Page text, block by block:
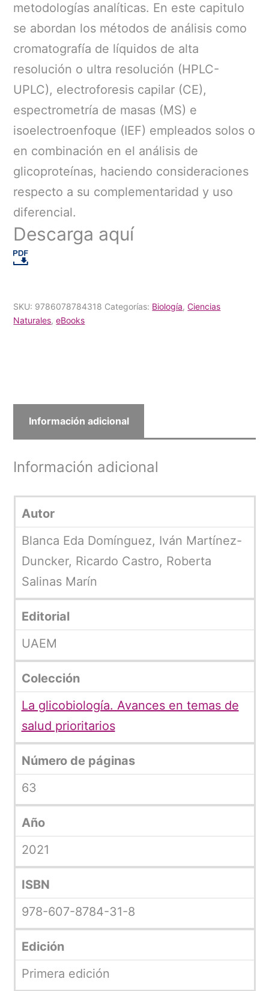
metodologías analíticas. En este capitulo
se abordan los métodos de análisis como
cromatografía de líquidos de alta
resolución o ultra resolución (HPLC-
UPLC), electroforesis capilar (CE),
espectrometría de masas (MS) e
isoelectroenfoque (IEF) empleados solos o
en combinación en el análisis de
glicoproteínas, haciendo consideraciones
respecto a su complementaridad y uso
diferencial.
Descarga aquí
SKU: 9786078784318 Categorías: Biología,Ciencias
Naturales,eBooks
Información adicional
Información adicional
Autor
Blanca Eda Domínguez, Iván Martínez-
Duncker, Ricardo Castro, Roberta
Salinas Marín
Editorial
UAEM
Colección
La glicobiología. Avances en temas de
salud prioritarios
Número de páginas
63
Año
2021
ISBN
978-607-8784-31-8
Edición
Primera edición